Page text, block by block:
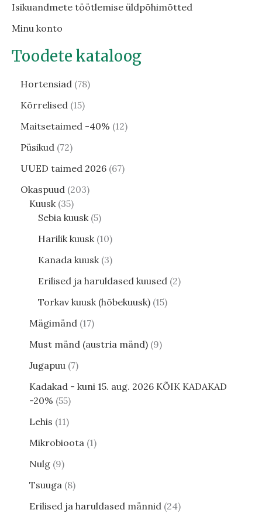
Isikuandmete töötlemise üldpõhimõtted
Minu konto
Toodete kataloog
Hortensiad 78
Kõrrelised 15
Maitsetaimed -40% 12
Püsikud 72
UUED taimed 2026 67
Okaspuud 203
Kuusk 35
Sebia kuusk 5
Harilik kuusk 10
Kanada kuusk 3
Erilised ja haruldased kuused 2
Torkav kuusk (hõbekuusk) 15
Mägimänd 17
Must mänd (austria mänd) 9
Jugapuu 7
Kadakad - kuni 15. aug. 2026 KÕIK KADAKAD
-20% 55
Lehis 11
Mikrobioota 1
Nulg 9
Tsuuga 8
Erilised ja haruldased männid 24